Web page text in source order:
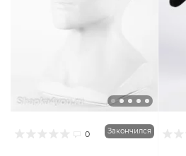
0 Закончился